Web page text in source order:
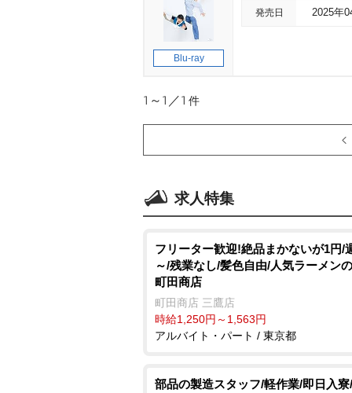
Blu-ray
発売日 2025年
1～1／1 件
求人特集
フリーター歓迎!絶品まかないが1円/
～/残業なし/髪色自由/人気ラーメン
町田商店
町田商店 三鷹店
時給1,250円～1,563円
アルバイト・パート / 東京都
部品の製造スタッフ/軽作業/即日入